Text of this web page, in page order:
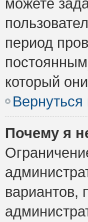
период
который
Вернуться
Почему я
вариантов,